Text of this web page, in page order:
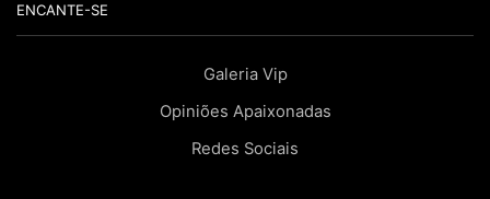
ENCANTE-SE
Galeria Vip
Opiniões Apaixonadas
Redes Sociais